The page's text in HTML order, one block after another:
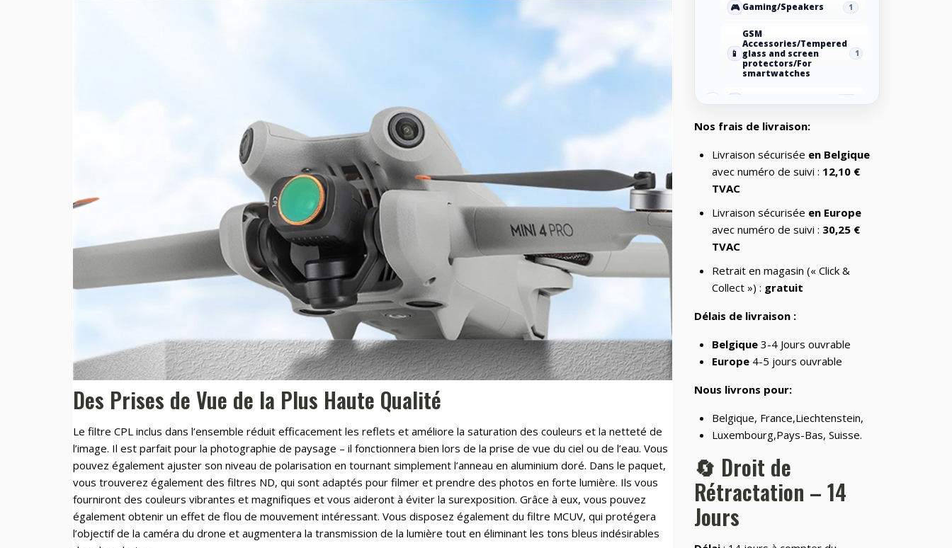
Des Prises de Vue de la Plus Haute Qualité
Le filtre CPL inclus dans l’ensemble réduit efficacement les reflets et améliore la saturation des couleurs et la netteté de
l’image. Il est parfait pour la photographie de paysage – il fonctionnera bien lors de la prise de vue du ciel ou de l’eau. Vous
pouvez également ajuster son niveau de polarisation en tournant simplement l’anneau en aluminium doré. Dans le paquet,
vous trouverez également des filtres ND, qui sont adaptés pour filmer et prendre des photos en forte lumière. Ils vous
fourniront des couleurs vibrantes et magnifiques et vous aideront à éviter la surexposition. Grâce à eux, vous pouvez
également obtenir un effet de flou de mouvement intéressant. Vous disposez également du filtre MCUV, qui protégera
l’objectif de la caméra du drone et augmentera la transmission de la lumière tout en éliminant les tons bleus indésirables
🎮 Gaming/Speakers 1
📱
GSM
Accessories/Tempered
glass and screen
protectors/For
smartwatches
1
📂 Informatique
IT
stands
🧸 Jouets 8
découpeuses
🏠 Maison & Cuisine
🏠 Maison connectée
📂 Maman et bébé
📂 Outillage 328
📷 Photos et Caméras
📂 Santé et beauté 65
fixtures
Nos frais de livraison:
Livraison sécurisée en Belgique
avec numéro de suivi : 12,10 €
TVAC
Livraison sécurisée en Europe
avec numéro de suivi : 30,25 €
TVAC
Retrait en magasin (« Click &
Collect ») : gratuit
Délais de livraison :
Belgique3-4 Jours ouvrable
Europe4-5 jours ouvrable
Nous livrons pour:
Belgique, France,Liechtenstein,
Luxembourg,Pays-Bas, Suisse.
🔄 Droit de
Rétractation – 14
Jours